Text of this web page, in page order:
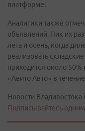
платформе.
Аналитики также
объявлений. Пик их
лета и осень, когда
реализовать
приходится около
«Авито Авто» в
Новости Владивостока
Подписывайтесь